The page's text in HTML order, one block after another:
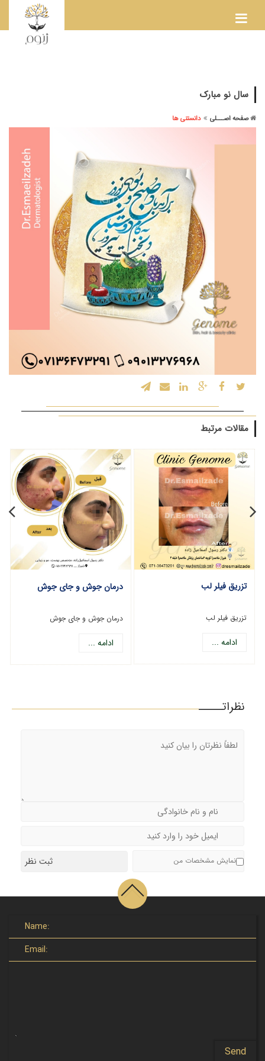
سال نو مبارک
صفحه اصـــلی دانستنی ها
مقالات مرتبط
درمان جوش و جای جوش
درمان جوش و جای جوش
ادامه ...
تزریق فیلر لب
تزریق فیلر لب
ادامه ...
نظراتـــــ
نمایش مشخصات من